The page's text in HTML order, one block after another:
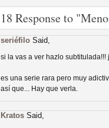
Fin de ciclo
MOLTISANTI
Recomendación de la semana
18 Response to
seriéfilo Said,
si la vas a ver hazlo subtitulada!!!
es una serie rara pero muy
así que... Hay que verla.
Kratos Said,